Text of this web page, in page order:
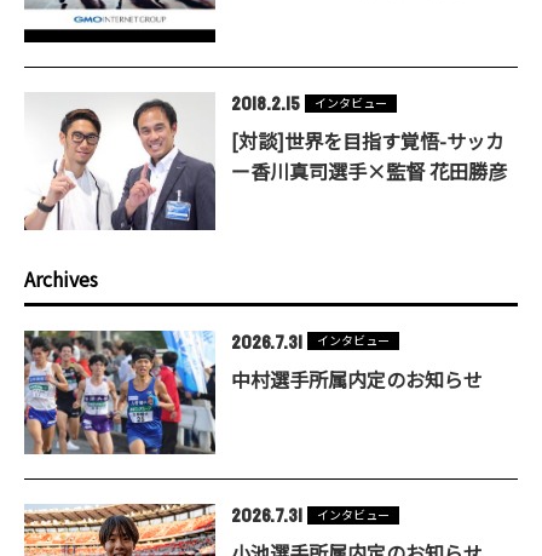
2018.2.15 インタビュー
[対談]世界を目指す覚悟-サッカ
ー香川真司選手×監督 花田勝彦
Archives
2026.7.31 インタビュー
中村選手所属内定のお知らせ
2026.7.31 インタビュー